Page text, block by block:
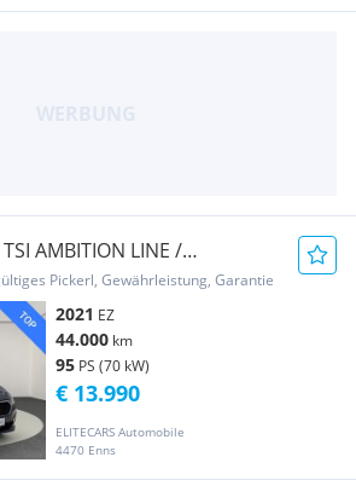
AMBITION LINE /
Pickerl, Gewährleistung, Garantie
2021 EZ
44.000 km
95 PS (70 kW)
ELITECARS Automobile
4470 Enns
€ 13.990